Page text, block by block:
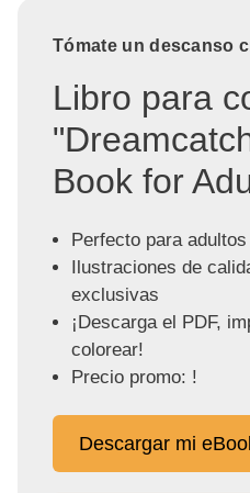
Tómate un descanso
Libro para
Book for
Perfecto para
Ilustraciones de
exclusivas
¡Descarga el PDF,
colorear!
Precio promo: !
Descargar mi